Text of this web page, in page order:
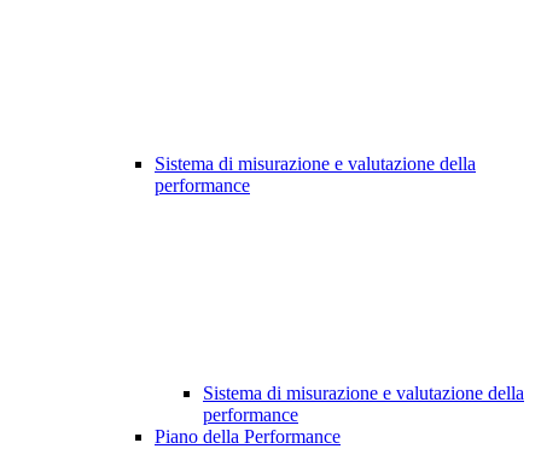
Sistema di misurazione e valutazione della
performance
Sistema di misurazione e valutazione della
performance
Piano della Performance